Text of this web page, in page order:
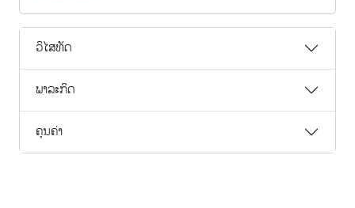
ວິໄສທັດ
ພາລະກິດ
ຄຸນຄ່າ